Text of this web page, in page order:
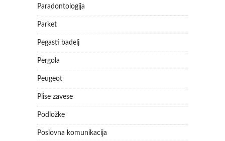
Paradontologija
Parket
Pegasti badelj
Pergola
Peugeot
Plise zavese
Podložke
Poslovna komunikacija